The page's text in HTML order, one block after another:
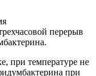
перерыв
при температуре не
при